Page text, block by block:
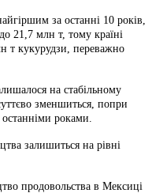
за останні 10 років,
21,7 млн т, тому країні
т кукурудзи, переважно
на стабільному
зменшиться, попри
роками.
залишиться на рівні
продовольства в Мексиці